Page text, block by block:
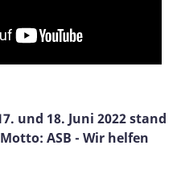
und 18. Juni 2022 stand
ASB - Wir helfen